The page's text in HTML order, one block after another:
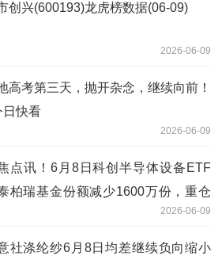
创兴(600193)龙虎榜数据(06-09)
2026-06-09
高考第三天，抛开杂念，继续向前！
日快看
2026-06-09
点讯！6月8日科创半导体设备ETF
柏瑞基金份额减少1600万份，重仓
拓荆科技、华海清科、中微公司2026-06-09
社涤纶纱6月8日均差继续负向缩小